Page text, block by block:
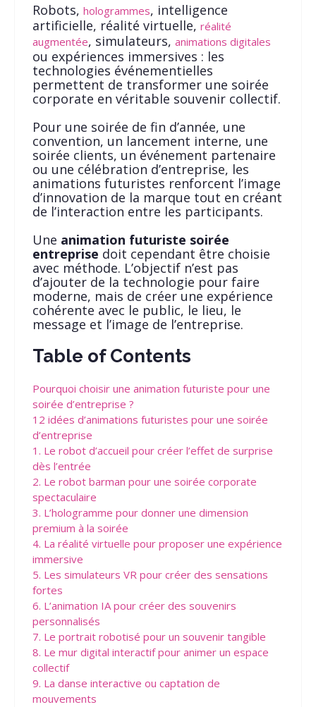
Robots, hologrammes, intelligence
artificielle, réalité virtuelle, réalité
augmentée, simulateurs, animations digitales
ou expériences immersives : les
technologies événementielles
permettent de transformer une soirée
corporate en véritable souvenir collectif.
Pour une soirée de fin d’année, une
convention, un lancement interne, une
soirée clients, un événement partenaire
ou une célébration d’entreprise, les
animations futuristes renforcent l’image
d’innovation de la marque tout en créant
de l’interaction entre les participants.
Une animation futuriste soirée
entreprise doit cependant être choisie
avec méthode. L’objectif n’est pas
d’ajouter de la technologie pour faire
moderne, mais de créer une expérience
cohérente avec le public, le lieu, le
message et l’image de l’entreprise.
Table of Contents
Pourquoi choisir une animation futuriste pour une
soirée d’entreprise ?
12 idées d’animations futuristes pour une soirée
d’entreprise
1. Le robot d’accueil pour créer l’effet de surprise
dès l’entrée
2. Le robot barman pour une soirée corporate
spectaculaire
3. L’hologramme pour donner une dimension
premium à la soirée
4. La réalité virtuelle pour proposer une expérience
immersive
5. Les simulateurs VR pour créer des sensations
fortes
6. L’animation IA pour créer des souvenirs
personnalisés
7. Le portrait robotisé pour un souvenir tangible
8. Le mur digital interactif pour animer un espace
collectif
9. La danse interactive ou captation de
mouvements